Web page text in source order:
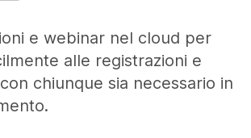
e webinar nel cloud per
alle registrazioni e
chiunque sia necessario in